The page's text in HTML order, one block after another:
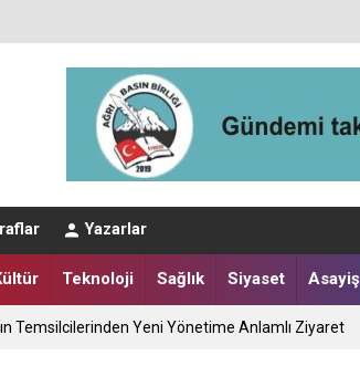
Yazarlar
Teknoloji Sağlık Siyaset Asayiş
Temsilcilerinden Yeni Yönetime Anlamlı Ziyaret